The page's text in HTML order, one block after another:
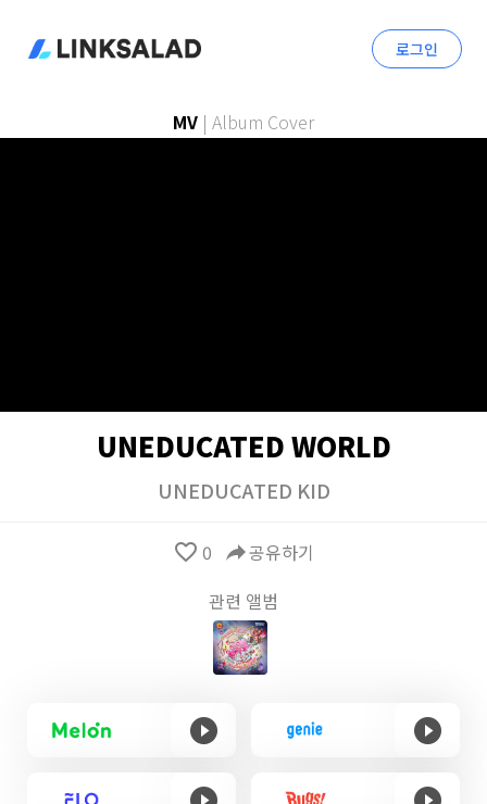
로그인
MV | Album Cover
UNEDUCATED WORLD
UNEDUCATED KID
favorite_border 0 reply공유하기
관련 앨범